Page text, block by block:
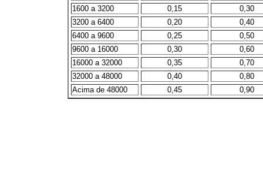
1600 a 3200
0,15
0,30
3200 a 6400
0,20
0,40
6400 a 9600
0,25
0,50
9600 a 16000
0,30
0,60
16000 a 32000
0,35
0,70
32000 a 48000
0,40
0,80
Acima de 48000
0,45 0,90